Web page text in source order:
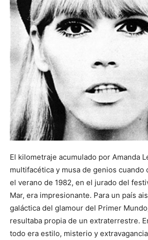
El kilometraje acumulado por Amanda
multifacética y musa de genios cuando
el verano de 1982, en el jurado del
Mar, era impresionante. Para un país
galáctica del glamour del Primer
resultaba propia de un extraterrestre.
todo era estilo, misterio y